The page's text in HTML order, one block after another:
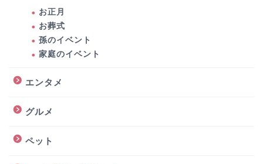
お正月
お葬式
孫のイベント
家庭のイベント
エンタメ
グルメ
ペット